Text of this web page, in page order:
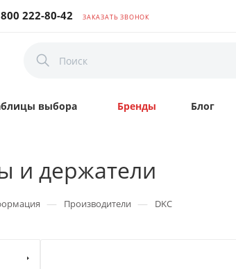
222-80-42 ЗАКАЗАТЬ ЗВОНОК
выбора Бренды Блог
и держатели
— Производители — DKC